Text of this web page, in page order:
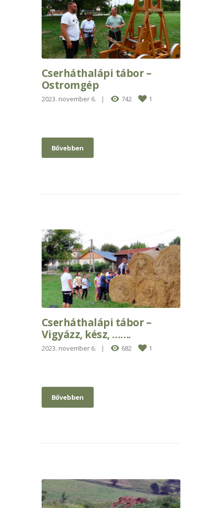
Cserháthalápi tábor –
Ostromgép
2023. november 6. 742 1
Bővebben
Cserháthalápi tábor –
Vigyázz, kész, …….
2023. november 6. 682 1
Bővebben